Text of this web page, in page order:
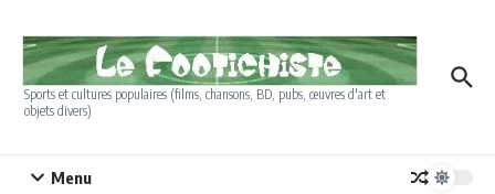
Sports et cultures populaires (films, chansons, BD, pubs, œuvres d'art et
objets divers)
Menu